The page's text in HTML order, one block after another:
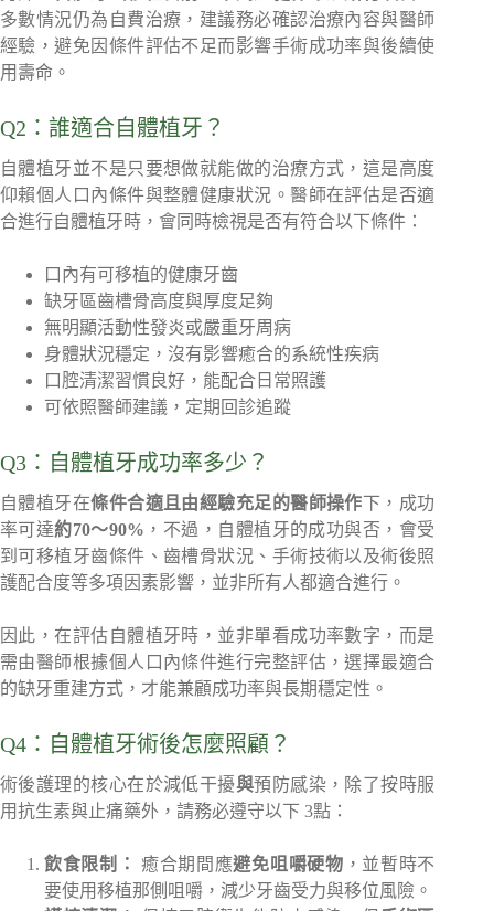
多數情況仍為自費治療，建議務必確認治療內容與醫師
經驗，避免因條件評估不足而影響手術成功率與後續使
用壽命。
Q2：誰適合自體植牙？
自體植牙並不是只要想做就能做的治療方式，這是高度
仰賴個人口內條件與整體健康狀況。醫師在評估是否適
合進行自體植牙時，會同時檢視是否有符合以下條件：
口內有可移植的健康牙齒
缺牙區齒槽骨高度與厚度足夠
無明顯活動性發炎或嚴重牙周病
身體狀況穩定，沒有影響癒合的系統性疾病
口腔清潔習慣良好，能配合日常照護
可依照醫師建議，定期回診追蹤
Q3：自體植牙成功率多少？
自體植牙在條件合適且由經驗充足的醫師操作下，成功
率可達約70～90% ，不過，自體植牙的成功與否，會受
到可移植牙齒條件、齒槽骨狀況、手術技術以及術後照
護配合度等多項因素影響，並非所有人都適合進行。
因此，在評估自體植牙時，並非單看成功率數字，而是
需由醫師根據個人口內條件進行完整評估，選擇最適合
的缺牙重建方式，才能兼顧成功率與長期穩定性。
Q4：自體植牙術後怎麼照顧？
術後護理的核心在於減低干擾與預防感染，除了按時服
用抗生素與止痛藥外，請務必遵守以下 3點：
飲食限制： 癒合期間應避免咀嚼硬物 ，並暫時不
要使用移植那側咀嚼，減少牙齒受力與移位風險。